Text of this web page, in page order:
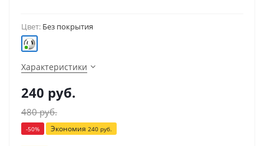
Цвет: Без покрытия
Характеристики
240 руб.
480руб.
-50% Экономия 240 руб.